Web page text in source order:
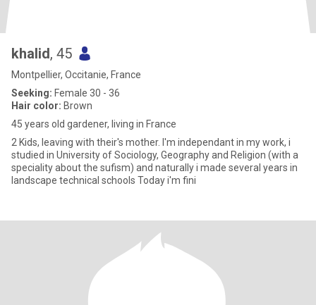
khalid, 45
Montpellier, Occitanie, France
Seeking: Female 30 - 36
Hair color: Brown
45 years old gardener, living in France
2 Kids, leaving with their's mother. I'm independant in my work, i
studied in University of Sociology, Geography and Religion (with a
speciality about the sufism) and naturally i made several years in
landscape technical schools Today i'm fini